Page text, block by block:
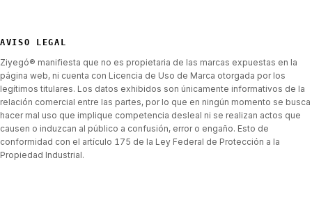
AVISO LEGAL
Ziyegó® manifiesta que no es propietaria de las marcas expuestas en la
página web, ni cuenta con Licencia de Uso de Marca otorgada por los
legítimos titulares. Los datos exhibidos son únicamente informativos de la
relación comercial entre las partes, por lo que en ningún momento se busca
hacer mal uso que implique competencia desleal ni se realizan actos que
causen o induzcan al público a confusión, error o engaño. Esto de
conformidad con el artículo 175 de la Ley Federal de Protección a la
Propiedad Industrial.